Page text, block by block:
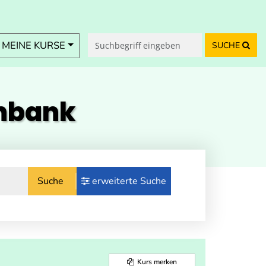
KURSE SUCHE
Suche erweiterte Suche
Kurs merken